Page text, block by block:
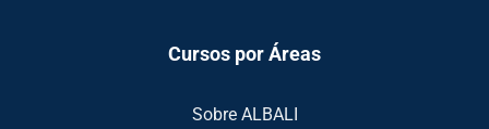
Cursos por Áreas
Sobre ALBALI